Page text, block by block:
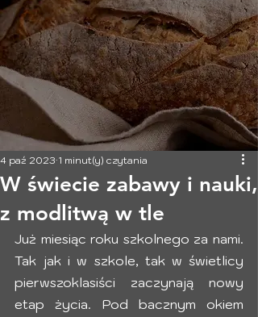
W świecie zabawy i nauki,
z modlitwą w tle
4 paź 2023 1 minut(y) czytania
Już miesiąc roku szkolnego za nami.
Tak jak i w szkole, tak w świetlicy
pierwszoklasiści zaczynają nowy
etap życia. Pod bacznym okiem